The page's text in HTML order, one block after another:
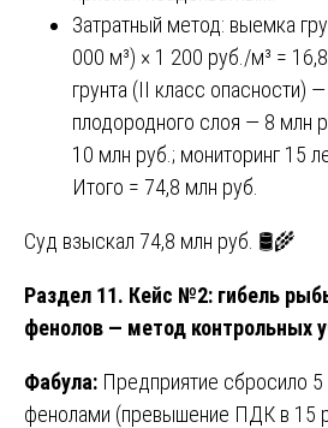
Затратный метод: выемка
000 м³) × 1 200 руб./м³ =
грунта (II класс опасности)
плодородного слоя — 8 млн
10 млн руб.; мониторинг 15
Итого = 74,8 млн руб.
Суд взыскал 74,8 млн руб. 🛢️🌾
Раздел 11. Кейс №2: гибель
фенолов — метод контрольных
Фабула: Предприятие сбросило
фенолами (превышение ПДК в 15